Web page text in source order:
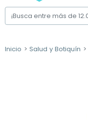
Inicio Salud y Botiquín